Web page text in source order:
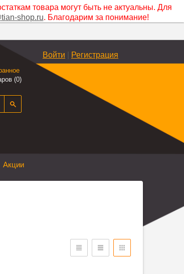
товара могут быть не актуальны. Для
shop.ru. Благодарим за понимание!
Войти Регистрация
(0)
Акции